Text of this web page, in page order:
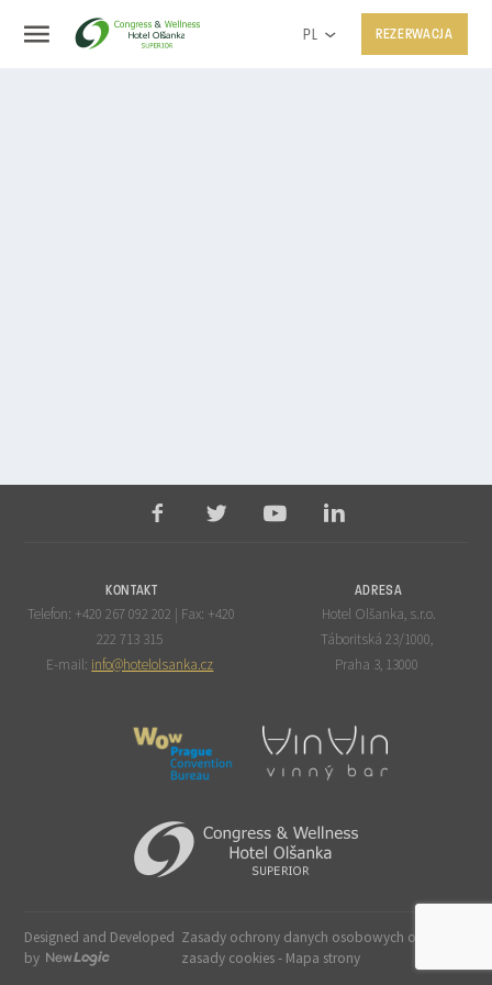
PL REZERWACJA
KONTAKT
Telefon: +420 267 092 202 | Fax: +420
222 713 315
E-mail: info@hotelolsanka.cz
ADRESA
Hotel Olšanka, s.r.o.
Táboritská 23/1000,
Praha 3, 13000
Designed and Developed
by
Zasady ochrony danych osobowych oraz
zasady cookies- Mapa strony